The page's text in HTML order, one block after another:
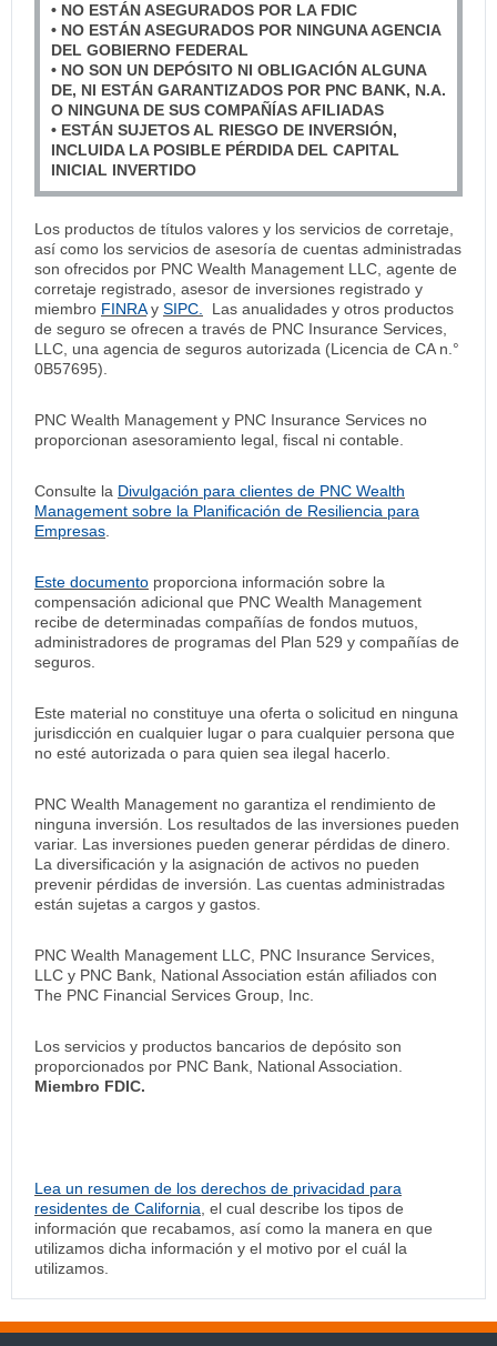
• NO ESTÁN ASEGURADOS POR LA FDIC
• NO ESTÁN ASEGURADOS POR NINGUNA AGENCIA
DEL GOBIERNO FEDERAL
• NO SON UN DEPÓSITO NI OBLIGACIÓN ALGUNA
DE, NI ESTÁN GARANTIZADOS POR PNC BANK, N.A.
O NINGUNA DE SUS COMPAÑÍAS AFILIADAS
• ESTÁN SUJETOS AL RIESGO DE INVERSIÓN,
INCLUIDA LA POSIBLE PÉRDIDA DEL CAPITAL
INICIAL INVERTIDO
Los productos de títulos valores y los servicios de corretaje,
así como los servicios de asesoría de cuentas administradas
son ofrecidos por PNC Wealth Management LLC, agente de
corretaje registrado, asesor de inversiones registrado y
miembro FINRAy SIPC. Las anualidades y otros productos
de seguro se ofrecen a través de PNC Insurance Services,
LLC, una agencia de seguros autorizada (Licencia de CA n.°
0B57695).
PNC Wealth Management y PNC Insurance Services no
proporcionan asesoramiento legal, fiscal ni contable.
Consulte la Divulgación para clientes de PNC Wealth
Management sobre la Planificación de Resiliencia para
Empresas.
Este documento proporciona información sobre la
compensación adicional que PNC Wealth Management
recibe de determinadas compañías de fondos mutuos,
administradores de programas del Plan 529 y compañías de
seguros.
Este material no constituye una oferta o solicitud en ninguna
jurisdicción en cualquier lugar o para cualquier persona que
no esté autorizada o para quien sea ilegal hacerlo.
PNC Wealth Management no garantiza el rendimiento de
ninguna inversión. Los resultados de las inversiones pueden
variar. Las inversiones pueden generar pérdidas de dinero.
La diversificación y la asignación de activos no pueden
prevenir pérdidas de inversión. Las cuentas administradas
están sujetas a cargos y gastos.
PNC Wealth Management LLC, PNC Insurance Services,
LLC y PNC Bank, National Association están afiliados con
The PNC Financial Services Group, Inc.
Los servicios y productos bancarios de depósito son
proporcionados por PNC Bank, National Association.
Miembro FDIC.
Lea un resumen de los derechos de privacidad para
residentes de California, el cual describe los tipos de
información que recabamos, así como la manera en que
utilizamos dicha información y el motivo por el cuál la
utilizamos.